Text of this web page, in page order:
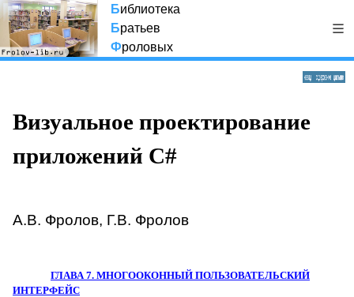
Библиотека
Братьев
Фроловых
Визуальное проектирование
приложений C#
А.В. Фролов, Г.В. Фролов
ГЛАВА 7. МНОГООКОННЫЙ ПОЛЬЗОВАТЕЛЬСКИЙ
ИНТЕРФЕЙС